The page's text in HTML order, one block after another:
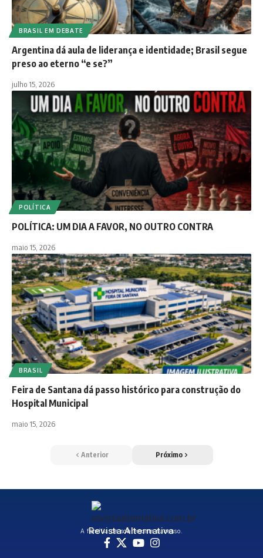
BRASIL EM DEBATE
Argentina dá aula de liderança e identidade; Brasil segue
preso ao eterno “e se?”
julho 15, 2026
POLÍTICA
POLÍTICA: UM DIA A FAVOR, NO OUTRO CONTRA
maio 15, 2026
BRASIL
Feira de Santana dá passo histórico para construção do
Hospital Municipal
maio 15, 2026
Anterior Próximo
Revista Alternativa
A família de sobrenome sucesso.